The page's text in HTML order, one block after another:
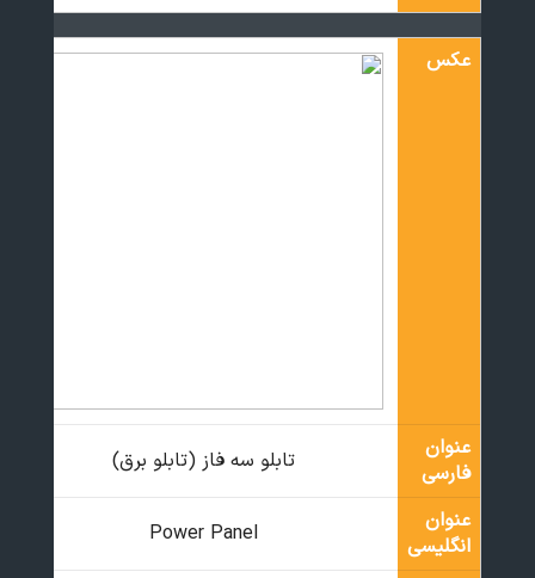
عکس
عنوان
فارسی
تابلو سه فاز (تابلو برق)
عنوان
انگلیسی
Power Panel